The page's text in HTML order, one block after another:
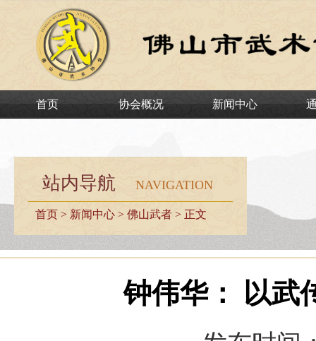
首页 协会概况 新闻中心
站内导航 NAVIGATION
首页 > 新闻中心 > 佛山武者 > 正文
钟伟华： 以武